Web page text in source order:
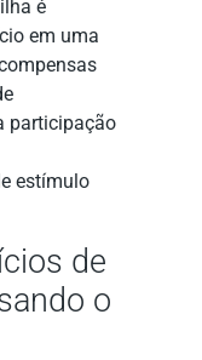
é
em uma
participação
estímulo
de
o